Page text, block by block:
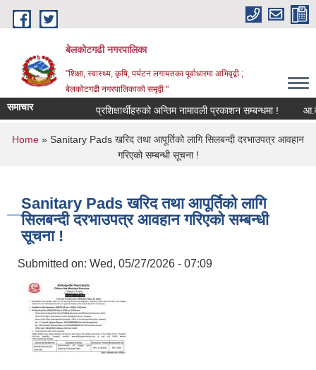
Skip to main content
बेलकोटगढी नगरपालिका
"शिक्षा, स्वास्थ्य, कृषि, पर्यटन लगायतका पूर्वाधारमा अभिवृद्वी ;
बेलकोटगढी नगरपालिकाको समृद्वी "
समाचार प्रशिक्षार्थीहरुको अन्तिम नामावली प्रकाशन सम्बन्धमा ! आ.व.
You are here
Home » Sanitary Pads खरिद तथा आपूर्तिको लागि सिलबन्दी दरभाउपत्र आवहान
गरिएको सम्बन्धी सूचना !
Sanitary Pads खरिद तथा आपूर्तिको लागि
सिलबन्दी दरभाउपत्र आवहान गरिएको सम्बन्धी
सूचना !
Submitted on: Wed, 05/27/2026 - 07:09